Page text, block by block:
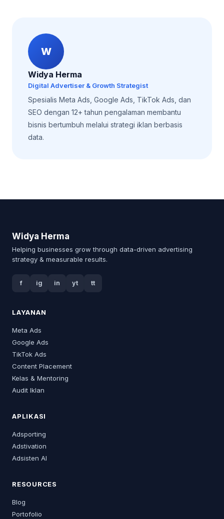
W
Widya Herma
Digital Advertiser & Growth Strategist
Spesialis Meta Ads, Google Ads, TikTok Ads, dan
SEO dengan 12+ tahun pengalaman membantu
bisnis bertumbuh melalui strategi iklan berbasis
data.
Widya Herma
Helping businesses grow through data-driven advertising
strategy & measurable results.
f ig in yt tt
LAYANAN
Meta Ads
Google Ads
TikTok Ads
Content Placement
Kelas & Mentoring
Audit Iklan
APLIKASI
Adsporting
Adstivation
Adsisten AI
RESOURCES
Blog
Portofolio